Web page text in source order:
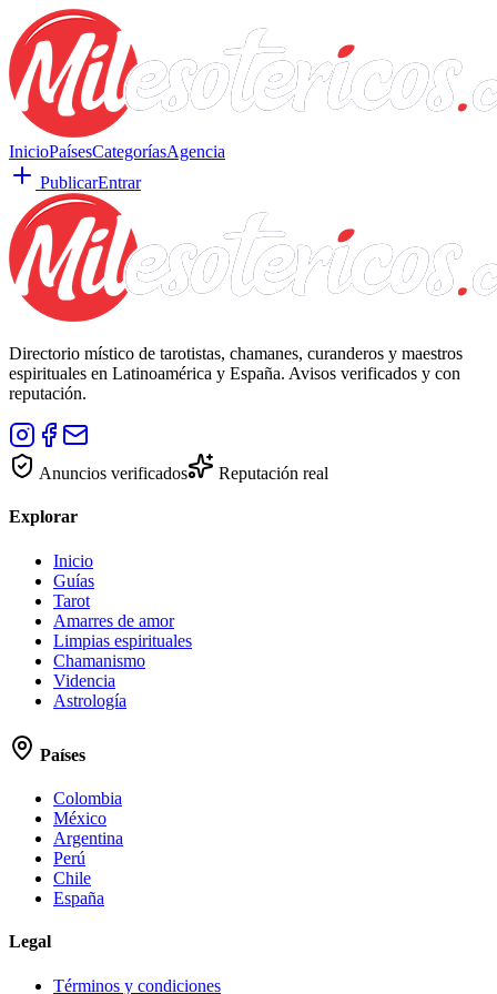
InicioPaísesCategoríasAgencia
PublicarEntrar
Directorio místico de tarotistas, chamanes, curanderos y maestros
espirituales en Latinoamérica y España. Avisos verificados y con
reputación.
Anuncios verificados Reputación real
Explorar
Inicio
Guías
Tarot
Amarres de amor
Limpias espirituales
Chamanismo
Videncia
Astrología
Países
Colombia
México
Argentina
Perú
Chile
España
Legal
Términos y condiciones